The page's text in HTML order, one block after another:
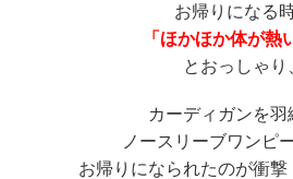
お帰りになる時
「ほかほか体が熱
とおっしゃり
カーディガンを羽
ノースリーブワンピ
お帰りになられたのが衝撃